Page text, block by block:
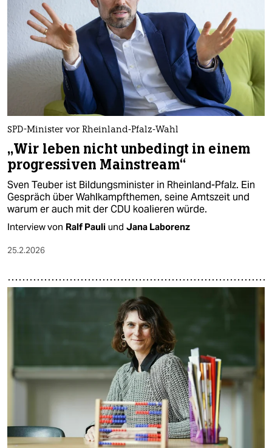
SPD-Minister vor Rheinland-Pfalz-Wahl
„Wir leben nicht unbedingt in einem
progressiven Mainstream“
Sven Teuber ist Bildungsminister in Rheinland-Pfalz. Ein
Gespräch über Wahlkampfthemen, seine Amtszeit und
warum er auch mit der CDU koalieren würde.
Interview von Ralf Pauli und Jana Laborenz
25.2.2026